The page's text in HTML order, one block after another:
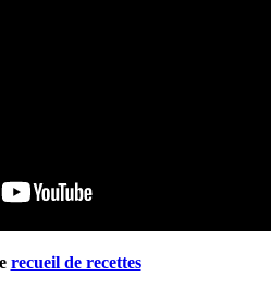
recueil de recettes